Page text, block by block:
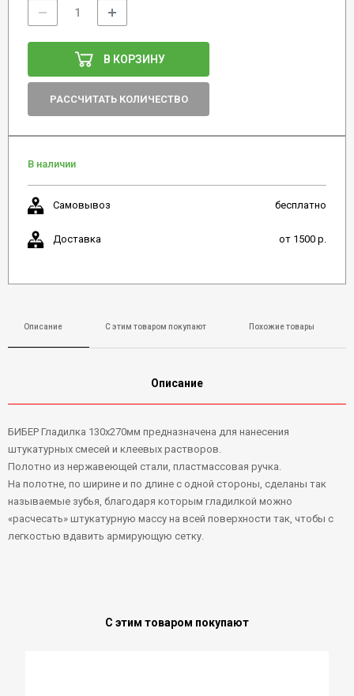
В КОРЗИНУ
РАССЧИТАТЬ КОЛИЧЕСТВО
В наличии
Самовывоз бесплатно
Доставка от 1500 р.
Описание С этим товаром покупают Похожие товары
Описание
БИБЕР Гладилка 130х270мм предназначена для нанесения
штукатурных смесей и клеевых растворов.
Полотно из нержавеющей стали, пластмассовая ручка.
На полотне, по ширине и по длине с одной стороны, сделаны так
называемые зубья, благодаря которым гладилкой можно
«расчесать» штукатурную массу на всей поверхности так, чтобы с
легкостью вдавить армирующую сетку.
С этим товаром покупают